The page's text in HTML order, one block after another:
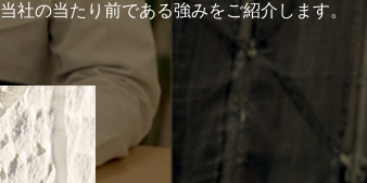
当社の当たり前である強みをご紹介します。